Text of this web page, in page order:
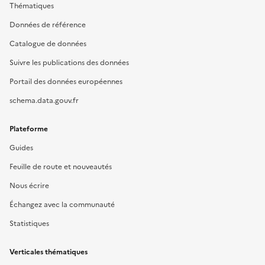
Thématiques
Données de référence
Catalogue de données
Suivre les publications des données
Portail des données européennes
schema.data.gouv.fr
Plateforme
Guides
Feuille de route et nouveautés
Nous écrire
Échangez avec la communauté
Statistiques
Verticales thématiques